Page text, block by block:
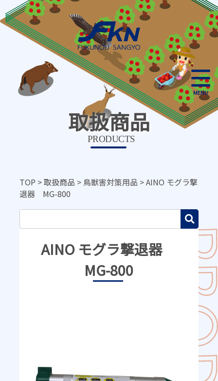
MENU
取扱商品
PRODUCTS
TOP >取扱商品 > 鳥獣害対策用品 >AINO モグラ撃
退器 MG-800
AINO モグラ撃退器
MG-800